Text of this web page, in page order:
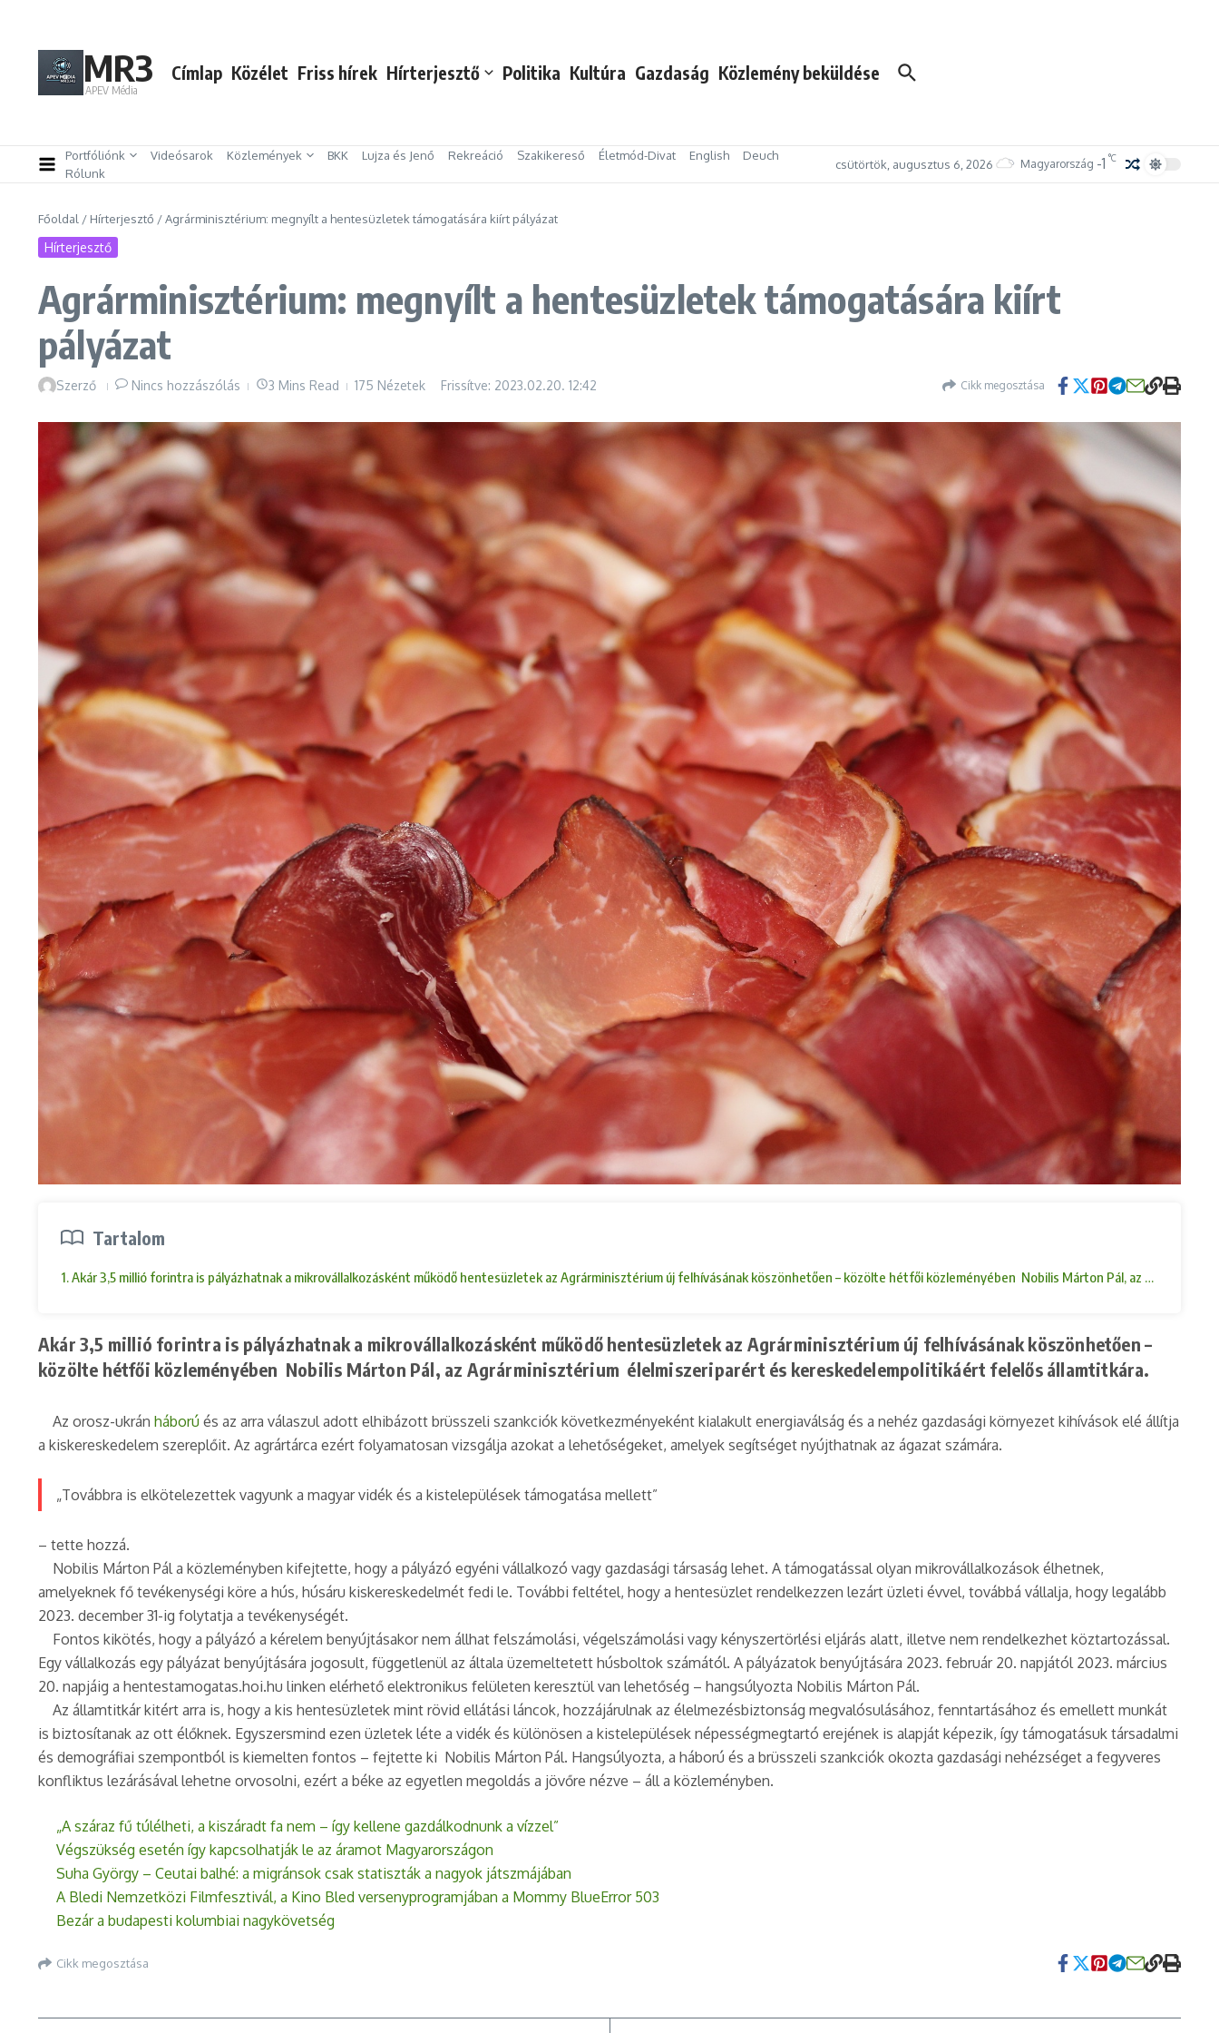
MR3
APEV Média
Címlap Közélet Friss hírek Hírterjesztő Politika Kultúra Gazdaság Közlemény beküldése
Portfóliónk Videósarok Közlemények BKK Lujza és Jenő Rekreáció Szakikereső Életmód-Divat English
Deuch
Rólunk
csütörtök, augusztus 6, 2026 Magyarország -1 °C
Főoldal / Hírterjesztő /Agrárminisztérium: megnyílt a hentesüzletek támogatására kiírt pályázat
Hírterjesztő
Agrárminisztérium: megnyílt a hentesüzletek támogatására kiírt
pályázat
Szerző Nincs hozzászólás 3 Mins Read 175 Nézetek Frissítve: 2023.02.20. 12:42 Cikk megosztása
Tartalom
1. Akár 3,5 millió forintra is pályázhatnak a mikrovállalkozásként működő hentesüzletek az Agrárminisztérium új felhívásának köszönhetően – közölte hétfői közleményében Nobilis Márton Pál, az
Akár 3,5 millió forintra is pályázhatnak a mikrovállalkozásként működő hentesüzletek az Agrárminisztérium új felhívásának köszönhetően –
közölte hétfői közleményében Nobilis Márton Pál, az Agrárminisztérium élelmiszeriparért és kereskedelempolitikáért felelős államtitkára.
Az orosz-ukrán háború és az arra válaszul adott elhibázott brüsszeli szankciók következményeként kialakult energiaválság és a nehéz gazdasági környezet kihívások elé állítja
a kiskereskedelem szereplőit. Az agrártárca ezért folyamatosan vizsgálja azokat a lehetőségeket, amelyek segítséget nyújthatnak az ágazat számára.
„Továbbra is elkötelezettek vagyunk a magyar vidék és a kistelepülések támogatása mellett”
– tette hozzá.
Nobilis Márton Pál a közleményben kifejtette, hogy a pályázó egyéni vállalkozó vagy gazdasági társaság lehet. A támogatással olyan mikrovállalkozások élhetnek,
amelyeknek fő tevékenységi köre a hús, húsáru kiskereskedelmét fedi le. További feltétel, hogy a hentesüzlet rendelkezzen lezárt üzleti évvel, továbbá vállalja, hogy legalább
2023. december 31-ig folytatja a tevékenységét.
Fontos kikötés, hogy a pályázó a kérelem benyújtásakor nem állhat felszámolási, végelszámolási vagy kényszertörlési eljárás alatt, illetve nem rendelkezhet köztartozással.
Egy vállalkozás egy pályázat benyújtására jogosult, függetlenül az általa üzemeltetett húsboltok számától. A pályázatok benyújtására 2023. február 20. napjától 2023. március
20. napjáig a hentestamogatas.hoi.hu linken elérhető elektronikus felületen keresztül van lehetőség – hangsúlyozta Nobilis Márton Pál.
Az államtitkár kitért arra is, hogy a kis hentesüzletek mint rövid ellátási láncok, hozzájárulnak az élelmezésbiztonság megvalósulásához, fenntartásához és emellett munkát
is biztosítanak az ott élőknek. Egyszersmind ezen üzletek léte a vidék és különösen a kistelepülések népességmegtartó erejének is alapját képezik, így támogatásuk társadalmi
és demográfiai szempontból is kiemelten fontos – fejtette ki Nobilis Márton Pál. Hangsúlyozta, a háború és a brüsszeli szankciók okozta gazdasági nehézséget a fegyveres
konfliktus lezárásával lehetne orvosolni, ezért a béke az egyetlen megoldás a jövőre nézve – áll a közleményben.
„A száraz fű túlélheti, a kiszáradt fa nem – így kellene gazdálkodnunk a vízzel”
Végszükség esetén így kapcsolhatják le az áramot Magyarországon
Suha György – Ceutai balhé: a migránsok csak statiszták a nagyok játszmájában
A Bledi Nemzetközi Filmfesztivál, a Kino Bled versenyprogramjában a Mommy BlueError 503
Bezár a budapesti kolumbiai nagykövetség
Cikk megosztása